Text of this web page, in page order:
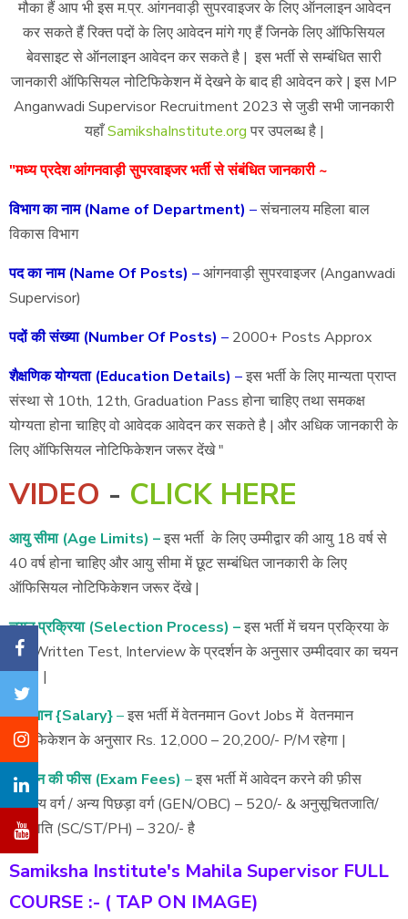
मौका हैं आप भी इस म.प्र. आंगनवाड़ी सुपरवाइजर के लिए ऑनलाइन आवेदन
कर सकते हैं रिक्त पदों के लिए आवेदन मांगे गए हैं जिनके लिए ऑफिसियल
बेवसाइट से ऑनलाइन आवेदन कर सकते है | इस भर्ती से सम्बंधित सारी
जानकारी ऑफिसियल नोटिफिकेशन में देखने के बाद ही आवेदन करे | इस MP
Anganwadi Supervisor Recruitment 2023 से जुडी सभी जानकारी
यहाँSamikshaInstitute.org पर उपलब्ध है |
"मध्य प्रदेश आंगनवाड़ी सुपरवाइजर भर्ती से संबंधित जानकारी ~
विभाग का नाम (Name of Department) –संचनालय महिला बाल
विकास विभाग
पद का नाम (Name Of Posts) –आंगनवाड़ी सुपरवाइजर (Anganwadi
Supervisor)
पदों की संख्या (Number Of Posts) – 2000+ Posts Approx
शैक्षणिक योग्यता (Education Details) –इस भर्ती के लिए मान्यता प्राप्त
संस्था से 10th, 12th, Graduation Pass होना चाहिए तथा समकक्ष
योग्यता होना चाहिए वो आवेदक आवेदन कर सकते है | और अधिक जानकारी के
लिए ऑफिसियल नोटिफिकेशन जरूर देंखे "
VIDEO - CLICK HERE
आयु सीमा (Age Limits) –इस भर्ती के लिए उम्मीद्वार की आयु 18 वर्ष से
40 वर्ष होना चाहिए और आयु सीमा में छूट सम्बंधित जानकारी के लिए
ऑफिसियल नोटिफिकेशन जरूर देंखे |
चयन प्रक्रिया (Selection Process) –इस भर्ती में चयन प्रक्रिया के
लिए Written Test, Interview के प्रदर्शन के अनुसार उम्मीदवार का चयन
होगा | |
वेतनमान {Salary}–इस भर्ती में वेतनमान Govt Jobs में वेतनमान
नोटिफिकेशन के अनुसार Rs. 12,000 – 20,200/- P/M रहेगा |
आवेदन की फीस (Exam Fees) –इस भर्ती में आवेदन करने की फ़ीस
सामान्य वर्ग / अन्य पिछड़ा वर्ग (GEN/OBC) – 520/- & अनुसूचितजाति/
जनजाति (SC/ST/PH) – 320/- है
Samiksha Institute's Mahila Supervisor FULL
COURSE :- ( TAP ON IMAGE)